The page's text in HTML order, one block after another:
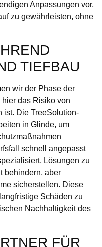
Anpassungen vor,
zu gewährleisten, ohne
TIEFBAU
wir der Phase der
hier das Risiko von
ist. Die TreeSolution-
in Glinde, um
schnell angepasst
Lösungen zu
behindern, aber
sicherstellen. Diese
Schäden zu
Nachhaltigkeit des
FÜR